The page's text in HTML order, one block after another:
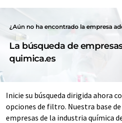
¿Aún no ha encontrado la empresa
La búsqueda de
quimica.es
Inicie su búsqueda dirigida ahora
opciones de filtro. Nuestra base
empresas de la industria química